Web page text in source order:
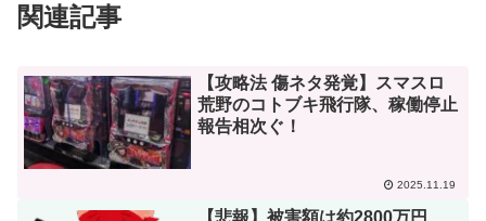
関連記事
【攻略法 傷ネタ発覚】スマスロ
荒野のコトブキ飛行隊、稼働停止
報告相次ぐ！
2025.11.19
【悲報】被害額は約2800万円